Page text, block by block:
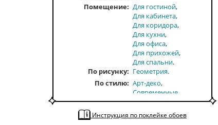
Помещение
Для гостиной
Для кабинета
Для коридора
Для кухни
Для офиса
Для прихожей
Для спальни
По рисунку
Геометрия
По стилю
Арт-деко
Современные
По типу 3d обои
Выделить стену
Гладкие
Инструкция по поклейке обоев